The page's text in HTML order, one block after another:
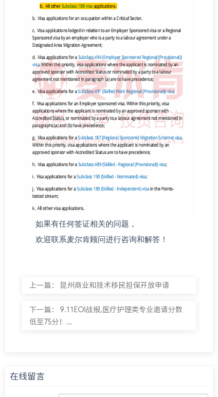
如果有任何签证相关的问题，
欢迎联系麦尔肯顾问进行咨询和解答！
上一篇： 昆州商业和技术移民担保开放申请
下一篇： 9.11EOI战报,医疗护理类专业邀请分数
低至75分！...
在线留言